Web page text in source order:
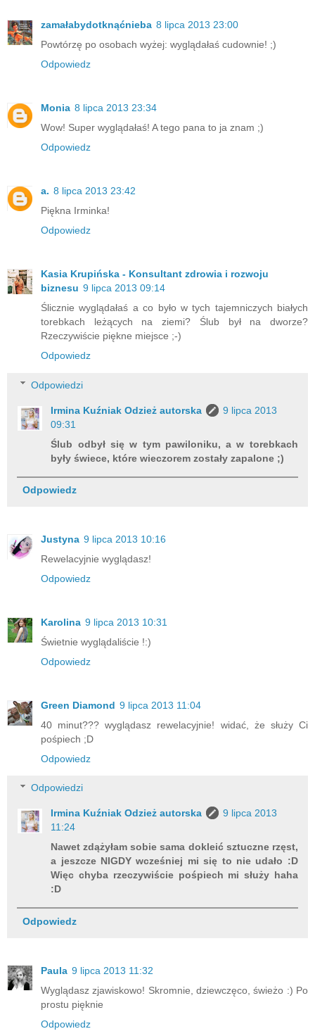
zamałabydotknąćnieba 8 lipca 2013 23:00
Powtórzę po osobach wyżej: wyglądałaś cudownie! ;)
Odpowiedz
Monia 8 lipca 2013 23:34
Wow! Super wyglądałaś! A tego pana to ja znam ;)
Odpowiedz
a. 8 lipca 2013 23:42
Piękna Irminka!
Odpowiedz
Kasia Krupińska - Konsultant zdrowia i rozwoju
biznesu 9 lipca 2013 09:14
Ślicznie wyglądałaś a co było w tych tajemniczych białych
torebkach leżących na ziemi? Ślub był na dworze?
Rzeczywiście piękne miejsce ;-)
Odpowiedz
Odpowiedzi
Irmina Kuźniak Odzież autorska
9 lipca 2013
09:31
Ślub odbył się w tym pawiloniku, a w torebkach
były świece, które wieczorem zostały zapalone ;)
Odpowiedz
Justyna 9 lipca 2013 10:16
Rewelacyjnie wyglądasz!
Odpowiedz
Karolina 9 lipca 2013 10:31
Świetnie wyglądaliście !:)
Odpowiedz
Green Diamond 9 lipca 2013 11:04
40 minut??? wyglądasz rewelacyjnie! widać, że służy Ci
pośpiech ;D
Odpowiedz
Odpowiedzi
Irmina Kuźniak Odzież autorska
9 lipca 2013
11:24
Nawet zdążyłam sobie sama dokleić sztuczne rzęst,
a jeszcze NIGDY wcześniej mi się to nie udało :D
Więc chyba rzeczywiście pośpiech mi służy haha
:D
Odpowiedz
Paula 9 lipca 2013 11:32
Wyglądasz zjawiskowo! Skromnie, dziewczęco, świeżo :) Po
prostu pięknie
Odpowiedz